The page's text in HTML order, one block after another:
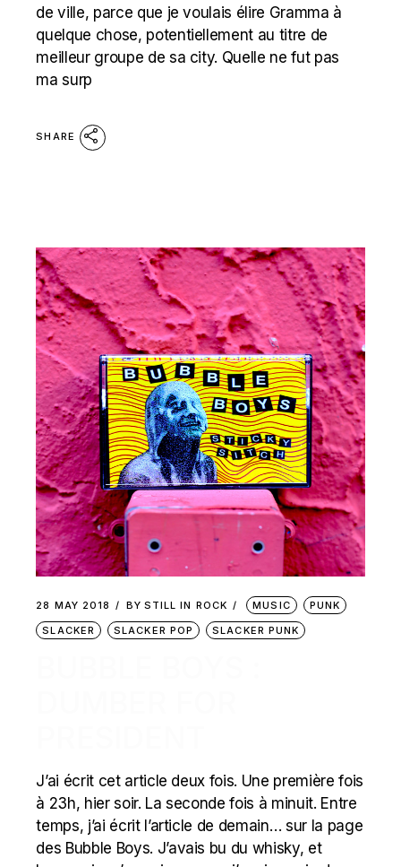
de ville, parce que je voulais élire Gramma à
quelque chose, potentiellement au titre de
meilleur groupe de sa city. Quelle ne fut pas
ma surp
SHARE
28 MAY 2018 BY STILL IN ROCK MUSIC
PUNK
SLACKER
SLACKER POP SLACKER PUNK
J’ai écrit cet article deux fois. Une première fois
à 23h, hier soir. La seconde fois à minuit. Entre
temps, j’ai écrit l’article de demain… sur la page
des Bubble Boys. J’avais bu du whisky, et